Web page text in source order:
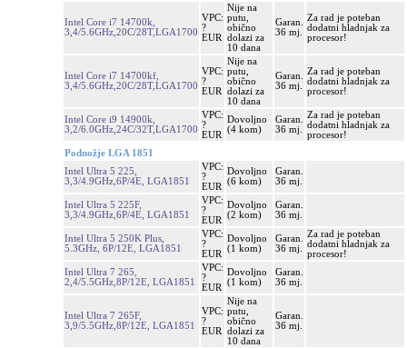
Intel Core i7 14700k,
3,4/5.6GHz,20C/28T,LGA1700
VPC:
?
EUR
Nije na
putu,
obično
dolazi za
10 dana
Garan.
36 mj.
Za rad je poteban
dodatni hladnjak za
procesor!
Intel Core i7 14700kf,
3,4/5.6GHz,20C/28T,LGA1700
VPC:
?
EUR
Nije na
putu,
obično
dolazi za
10 dana
Garan.
36 mj.
Za rad je poteban
dodatni hladnjak za
procesor!
Intel Core i9 14900k,
3,2/6.0GHz,24C/32T,LGA1700
VPC:
?
EUR
Dovoljno
(4 kom)
Garan.
36 mj.
Za rad je poteban
dodatni hladnjak za
procesor!
Podnožje LGA 1851
Intel Ultra 5 225,
3,3/4.9GHz,6P/4E, LGA1851
VPC:
?
EUR
Dovoljno
(6 kom)
Garan.
36 mj.
Intel Ultra 5 225F,
3,3/4.9GHz,6P/4E, LGA1851
VPC:
?
EUR
Dovoljno
(2 kom)
Garan.
36 mj.
Intel Ultra 5 250K Plus,
5.3GHz, 6P/12E, LGA1851
VPC:
?
EUR
Dovoljno
(1 kom)
Garan.
36 mj.
Za rad je poteban
dodatni hladnjak za
procesor!
Intel Ultra 7 265,
2,4/5.5GHz,8P/12E, LGA1851
VPC:
?
EUR
Dovoljno
(1 kom)
Garan.
36 mj.
Intel Ultra 7 265F,
3,9/5.5GHz,8P/12E, LGA1851
VPC:
?
EUR
Nije na
putu,
obično
dolazi za
10 dana
Garan.
36 mj.